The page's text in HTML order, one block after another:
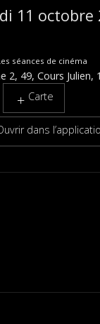
11 octobre
séances de cinéma
2, 49, Cours Julien,
Carte
dans